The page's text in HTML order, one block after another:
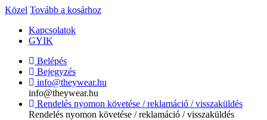
Közel Tovább a kosárhoz
Kapcsolatok
GYIK
Belépés
Bejegyzés
info@theywear.hu
info@theywear.hu
Rendelés nyomon követése / reklamáció / visszaküldés
Rendelés nyomon követése / reklamáció / visszaküldés